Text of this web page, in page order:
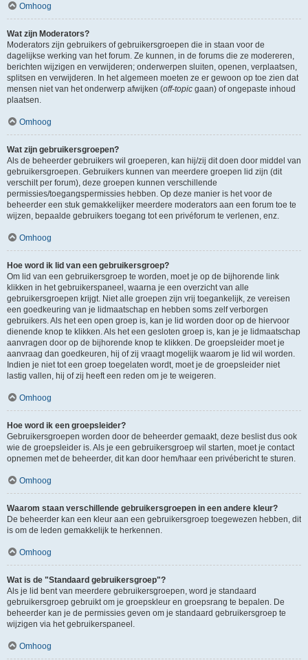
Omhoog
Wat zijn Moderators?
Moderators zijn gebruikers of gebruikersgroepen die in staan voor de
dagelijkse werking van het forum. Ze kunnen, in de forums die ze modereren,
berichten wijzigen en verwijderen; onderwerpen sluiten, openen, verplaatsen,
splitsen en verwijderen. In het algemeen moeten ze er gewoon op toe zien dat
mensen niet van het onderwerp afwijken (off-topic gaan) of ongepaste inhoud
plaatsen.
Omhoog
Wat zijn gebruikersgroepen?
Als de beheerder gebruikers wil groeperen, kan hij/zij dit doen door middel van
gebruikersgroepen. Gebruikers kunnen van meerdere groepen lid zijn (dit
verschilt per forum), deze groepen kunnen verschillende
permissies/toegangspermissies hebben. Op deze manier is het voor de
beheerder een stuk gemakkelijker meerdere moderators aan een forum toe te
wijzen, bepaalde gebruikers toegang tot een privéforum te verlenen, enz.
Omhoog
Hoe word ik lid van een gebruikersgroep?
Om lid van een gebruikersgroep te worden, moet je op de bijhorende link
klikken in het gebruikerspaneel, waarna je een overzicht van alle
gebruikersgroepen krijgt. Niet alle groepen zijn vrij toegankelijk, ze vereisen
een goedkeuring van je lidmaatschap en hebben soms zelf verborgen
gebruikers. Als het een open groep is, kan je lid worden door op de hiervoor
dienende knop te klikken. Als het een gesloten groep is, kan je je lidmaatschap
aanvragen door op de bijhorende knop te klikken. De groepsleider moet je
aanvraag dan goedkeuren, hij of zij vraagt mogelijk waarom je lid wil worden.
Indien je niet tot een groep toegelaten wordt, moet je de groepsleider niet
lastig vallen, hij of zij heeft een reden om je te weigeren.
Omhoog
Hoe word ik een groepsleider?
Gebruikersgroepen worden door de beheerder gemaakt, deze beslist dus ook
wie de groepsleider is. Als je een gebruikersgroep wil starten, moet je contact
opnemen met de beheerder, dit kan door hem/haar een privébericht te sturen.
Omhoog
Waarom staan verschillende gebruikersgroepen in een andere kleur?
De beheerder kan een kleur aan een gebruikersgroep toegewezen hebben, dit
is om de leden gemakkelijk te herkennen.
Omhoog
Wat is de "Standaard gebruikersgroep"?
Als je lid bent van meerdere gebruikersgroepen, word je standaard
gebruikersgroep gebruikt om je groepskleur en groepsrang te bepalen. De
beheerder kan je de permissies geven om je standaard gebruikersgroep te
wijzigen via het gebruikerspaneel.
Omhoog